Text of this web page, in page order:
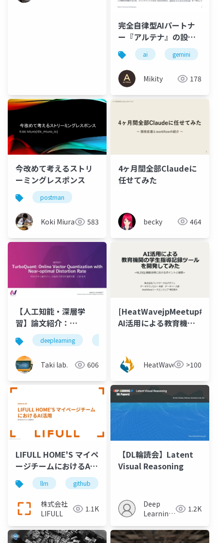
完全自律型AIパートナ
ー『アルテナ』の設計
思想と技術的ブレイク
スルー
ai gemini
Mikity 178
今改めて考えるストリ
ーミングレスポンス
postman
Koki Miura 583
4ヶ月間全部Claudeに
任せてみた
becky 464
【人工知能・深層学
習】論文紹介：
TurboQuant: Online
Vector Quantization
with Near-optimal
Distortion Rate
deeplearning
Taki lab. 606
[HeatWavejpMeetup#18]
AI活用による教育機関
智大氏 (株式会社パソナ
データ＆デザイン)]
HeatWavejp >100
LIFULL HOME'S マイペ
ージチームにおけるAI
活用
llm github
株式会社
LIFULL
1.1K
【DL輪読会】Latent
Visual Reasoning
Deep
Learning
1.2K